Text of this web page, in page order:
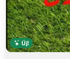
Új!